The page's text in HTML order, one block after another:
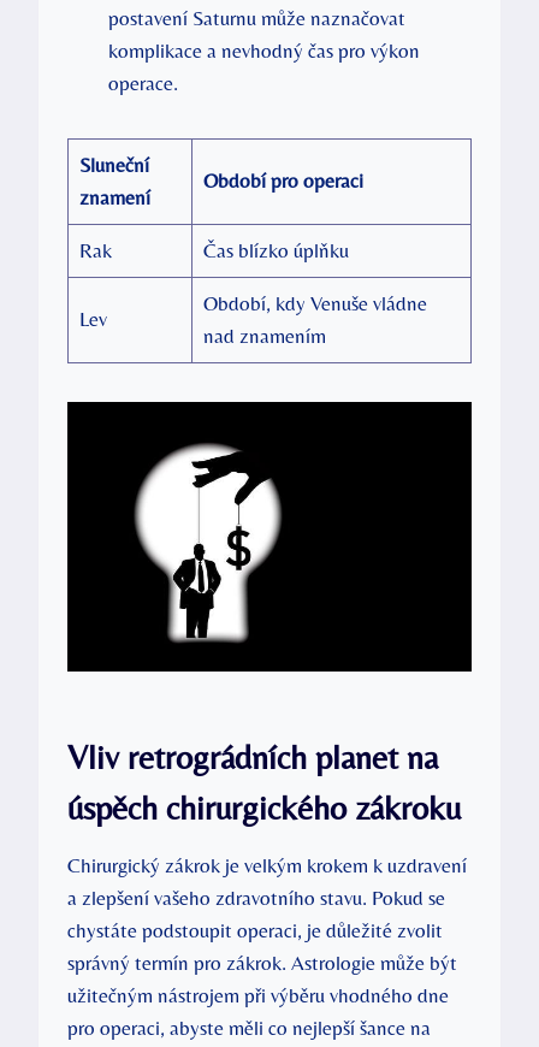
postavení Saturnu může naznačovat
komplikace a nevhodný čas pro výkon
operace.
Sluneční
znamení
Období pro operaci
Rak Čas blízko úplňku
Lev
Období, kdy Venuše vládne
nad znamením
Vliv retrográdních planet na
úspěch chirurgického zákroku
Chirurgický zákrok je velkým krokem k uzdravení
a zlepšení vašeho zdravotního stavu. Pokud se
chystáte podstoupit operaci, je důležité zvolit
správný termín pro zákrok. Astrologie může být
užitečným nástrojem při výběru vhodného dne
pro operaci, abyste měli co nejlepší šance na